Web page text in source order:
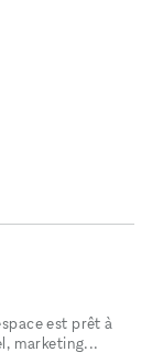
est prêt à
marketing...